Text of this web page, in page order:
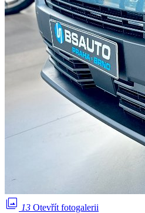
photo_library 13 Otevřít fotogalerii